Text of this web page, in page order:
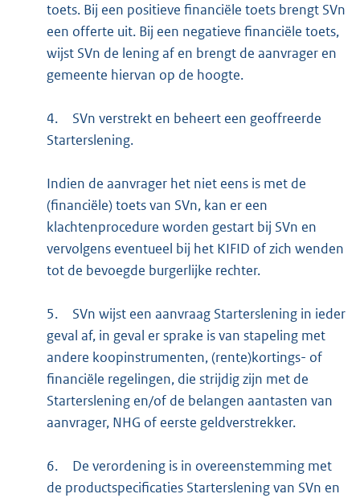
toets. Bij een positieve financiële toets brengt SVn
een offerte uit. Bij een negatieve financiële toets,
wijst SVn de lening af en brengt de aanvrager en
gemeente hiervan op de hoogte.
4.
SVn verstrekt en beheert een geoffreerde
Starterslening.
Indien de aanvrager het niet eens is met de
(financiële) toets van SVn, kan er een
klachtenprocedure worden gestart bij SVn en
vervolgens eventueel bij het KIFID of zich wenden
tot de bevoegde burgerlijke rechter.
5.
SVn wijst een aanvraag Starterslening in ieder
geval af, in geval er sprake is van stapeling met
andere koopinstrumenten, (rente)kortings- of
financiële regelingen, die strijdig zijn met de
Starterslening en/of de belangen aantasten van
aanvrager, NHG of eerste geldverstrekker.
6.
De verordening is in overeenstemming met
de productspecificaties Starterslening van SVn en